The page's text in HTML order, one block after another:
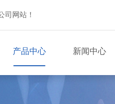
司网站！
产品中心 新闻中心